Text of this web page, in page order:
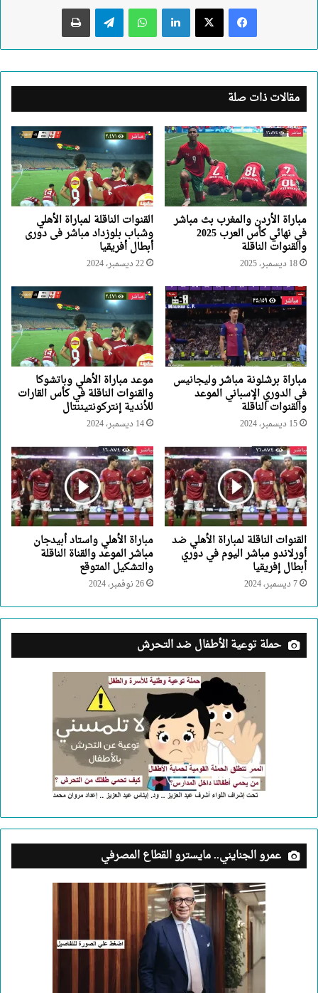
لينكدإن واتساب تيلقرام طباعة
مقالات ذات صلة
مباراة الأردن والمغرب بث مباشر
في نهائي كأس العرب 2025
والقنوات الناقلة
18 ديسمبر، 2025
القنوات الناقلة لمباراة الأهلي
وشباب بلوزداد مباشر فى دورى
أبطال أفريقيا
22 ديسمبر، 2024
مباراة برشلونة مباشر وليجانيس
في الدوري الإسباني الموعد
والقنوات الناقلة
15 ديسمبر، 2024
موعد مباراة الأهلي وباتشوكا
والقنوات الناقلة في كأس القارات
للأندية إنتركونتيننتال
14 ديسمبر، 2024
القنوات الناقلة لمباراة الأهلي ضد
أورلاندو مباشر اليوم في دوري
أبطال إفريقيا
7 ديسمبر، 2024
مباراة الأهلي واستاد أبيدجان
مباشر الموعد والقناة الناقلة
والتشكيل المتوقع
26 نوفمبر، 2024
حملة توعية الأطفال ضد التحرش
عمرو الجنايني.. مايسترو القطاع المصرفي